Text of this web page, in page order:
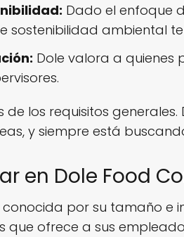
Dado el enfoque
sostenibilidad ambiental
Dole valora a quienes
de los requisitos
y siempre está
en Dole Food
por su tamaño e
que ofrece a sus